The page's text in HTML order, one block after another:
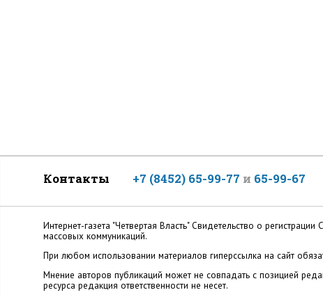
Контакты +7 (8452) 65-99-77 и 65-99-67
Интернет-газета "Четвертая Власть" Cвидетельство о
массовых коммуникаций.
При любом использовании материалов гиперссылка на сайт
Мнение авторов публикаций может не совпадать с позицией
ресурса редакция ответственности не несет.